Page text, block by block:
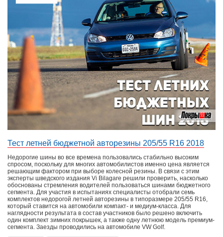
Тест летней бюджетной авторезины 205/55 R16 2018
Недорогие шины во все времена пользовались стабильно высоким
спросом, поскольку для многих автомобилистов именно цена является
решающим фактором при выборе колесной резины. В связи с этим
эксперты шведского издания Vi Bilagare решили проверить, насколько
обоснованы стремления водителей пользоваться шинами бюджетного
сегмента. Для участия в испытаниях специалисты отобрали семь
комплектов недорогой летней авторезины в типоразмере 205/55 R16,
который ставится на автомобили компакт- и медиум-класса. Для
наглядности результата в состав участников было решено включить
один комплект зимних покрышек, а также одну летнюю модель премиум-
сегмента. Заезды проводились на автомобиле VW Golf.